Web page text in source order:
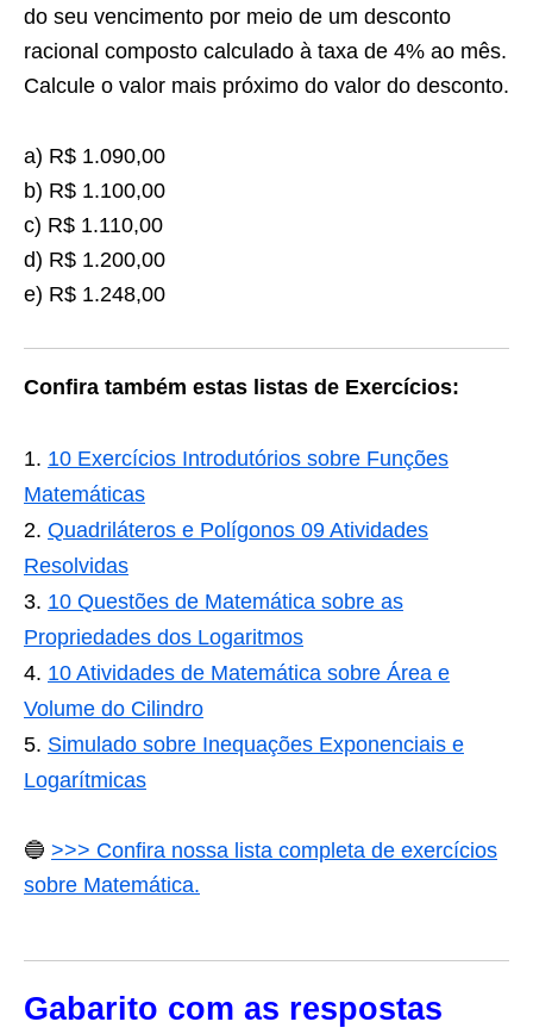
do seu vencimento por meio de um desconto
racional composto calculado à taxa de 4% ao mês.
Calcule o valor mais próximo do valor do desconto.
a) R$ 1.090,00
b) R$ 1.100,00
c) R$ 1.110,00
d) R$ 1.200,00
e) R$ 1.248,00
Confira também estas listas de Exercícios:
10 Exercícios Introdutórios sobre Funções
Matemáticas
Quadriláteros e Polígonos 09 Atividades
Resolvidas
10 Questões de Matemática sobre as
Propriedades dos Logaritmos
10 Atividades de Matemática sobre Área e
Volume do Cilindro
Simulado sobre Inequações Exponenciais e
Logarítmicas
🔵 >>> Confira nossa lista completa de exercícios
sobre Matemática.
Gabarito com as respostas